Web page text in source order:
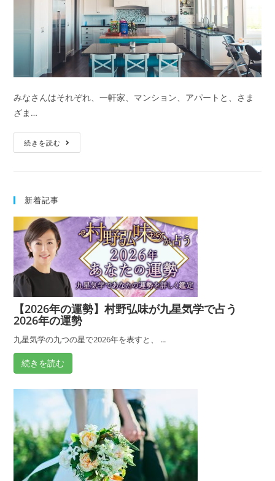
日
で
占
機
日
みなさんはそれぞれ、一軒家、マンション、アパートと、さま
ざま…
続きを読む
気
る
家
の
特
徴
と
は？
家
相
弘
味
が
良
新着記事
【2026年の運勢】村野弘味が九星気学で占う
2026年の運勢
九星気学の九つの星で2026年を表すと、 ...
続きを読む